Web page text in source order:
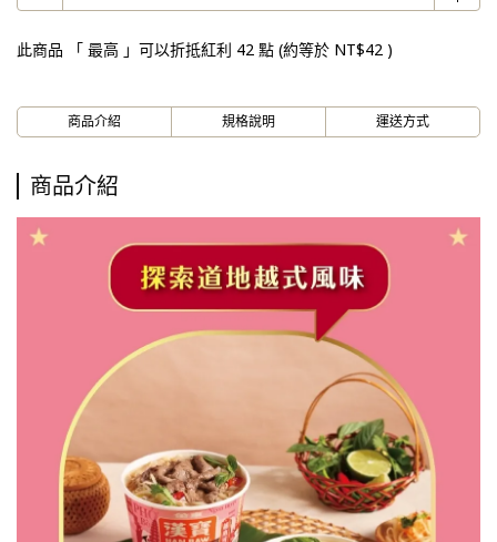
此商品 「 最高 」可以折抵紅利 42 點 (約等於 NT$42 )
商品介紹 規格說明 運送方式
商品介紹